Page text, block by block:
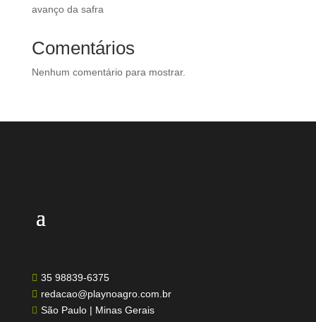
avanço da safra
Comentários
Nenhum comentário para mostrar.
 35 98839-6375
 redacao@playnoagro.com.br
 São Paulo | Minas Gerais